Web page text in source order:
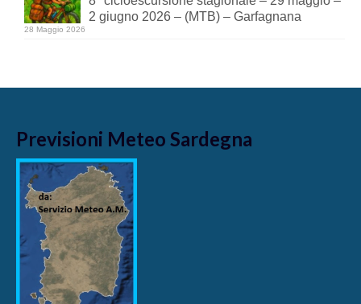
2 giugno 2026 – (MTB) – Garfagnana
28 Maggio 2026
Previsioni Meteo Sardegna